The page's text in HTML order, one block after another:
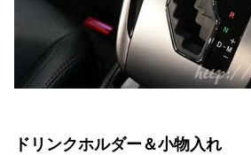
ドリンクホルダー＆小物入れ